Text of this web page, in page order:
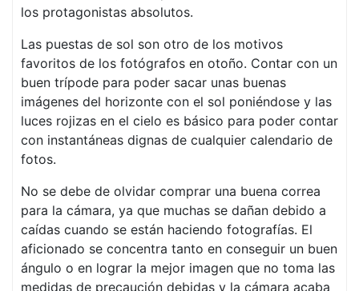
los protagonistas absolutos.
Las puestas de sol son otro de los motivos
favoritos de los fotógrafos en otoño. Contar con un
buen trípode para poder sacar unas buenas
imágenes del horizonte con el sol poniéndose y las
luces rojizas en el cielo es básico para poder contar
con instantáneas dignas de cualquier calendario de
fotos.
No se debe de olvidar comprar una buena correa
para la cámara, ya que muchas se dañan debido a
caídas cuando se están haciendo fotografías. El
aficionado se concentra tanto en conseguir un buen
ángulo o en lograr la mejor imagen que no toma las
medidas de precaución debidas y la cámara acaba